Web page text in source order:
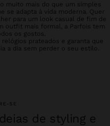
muito mais do que um simples
se adapta à vida moderna. Quer
para um look casual de fim de
outfit mais formal, a Parfois tem
os gostos.
prateados e garanta que
a dia sem perder o seu estilo.
SE
de styling e